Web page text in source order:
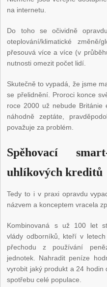
na internetu.
Do toho se očividně
oteplování/klimatické změně/
přesouvá více a více (v
nutnosti omezit počet lidí.
Skutečně to vypadá, že jsme
se přelidnění. Proroci konce
roce 2000 už nebude Británie
náhodně zeptáte,
považuje za problém.
Spěhovací
uhlíkových kreditů
Tedy to i v praxi opravdu
názvem a konceptem vracela
Kombinovaná s už 100 let
vlády odborníků, kteří v
přechodu z používání
jednotek. Nahradit peníze
vyrobit jaký produkt a 24
spotřebu celé populace.